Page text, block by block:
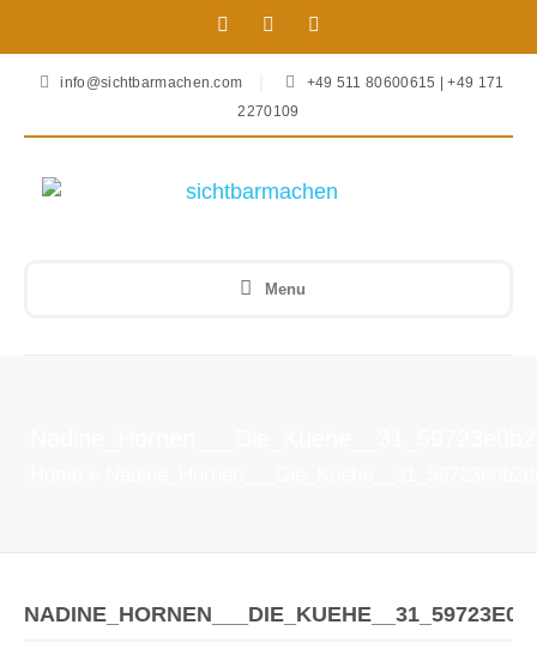
info@sichtbarmachen.com
+49 511 80600615 | +49 171
2270109
Menu